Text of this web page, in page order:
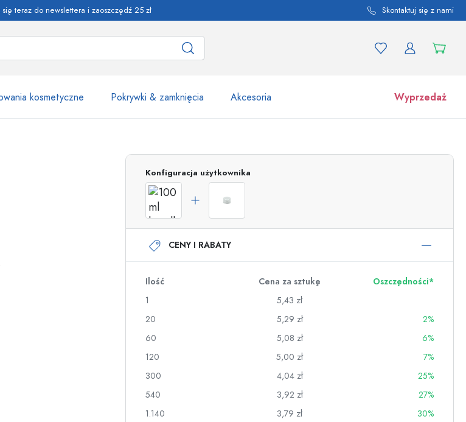
się teraz do newslettera i zaoszczędź 25 zł Skontaktuj się z nami
kosmetyczne Pokrywki & zamknięcia Akcesoria Wyprzedaż
spryskiwaczem
Dozowniki airless
Butelki roll-on
Butelki z nadrukiem
Butelki na gin
Walentynki
Butelki ozdobne
Słoiki
Konfiguracja użytkownika
CENY I RABATY
Ilość Cena za sztukę
Oszczędności*
1
5,43 zł
20
5,29 zł
2%
60
5,08 zł
6%
120
5,00 zł
7%
300
4,04 zł
25%
540
3,92 zł
27%
1.140
3,79 zł
30%